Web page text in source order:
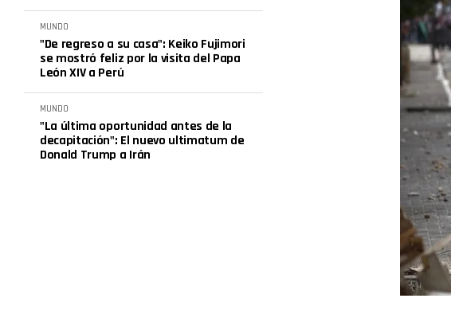
MUNDO
"De regreso a su casa": Keiko Fujimori
se mostró feliz por la visita del Papa
León XIV a Perú
MUNDO
"La última oportunidad antes de la
decapitación": El nuevo ultimatum de
Donald Trump a Irán